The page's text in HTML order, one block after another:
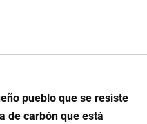
pueblo que se resiste
de carbón que está